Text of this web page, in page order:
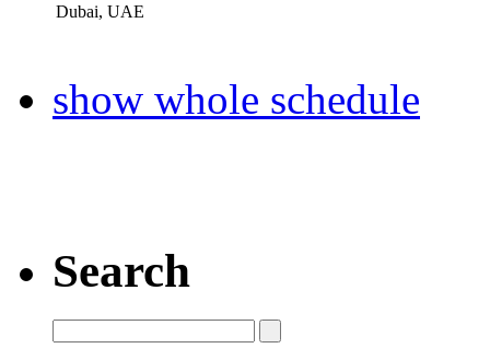
Dubai, UAE
show whole schedule
Search